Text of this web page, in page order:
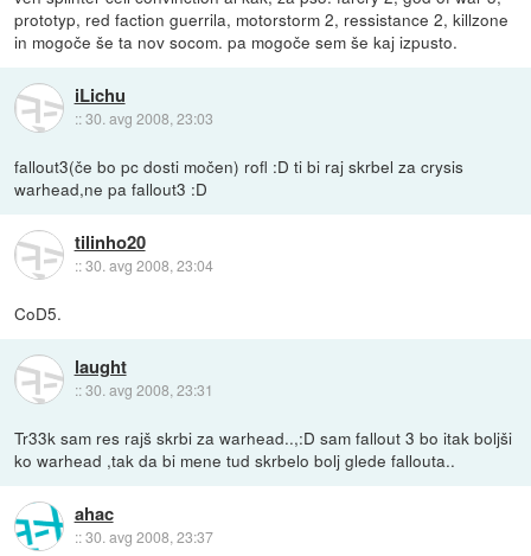
prototyp, red faction guerrila, motorstorm 2, ressistance 2, killzone
in mogoče še ta nov socom. pa mogoče sem še kaj izpusto.
iLichu
::30. avg 2008, 23:03
fallout3(če bo pc dosti močen) rofl :D ti bi raj skrbel za crysis
warhead,ne pa fallout3 :D
tilinho20
::30. avg 2008, 23:04
CoD5.
laught
::30. avg 2008, 23:31
Tr33k sam res rajš skrbi za warhead..,:D sam fallout 3 bo itak boljši
ko warhead ,tak da bi mene tud skrbelo bolj glede fallouta..
ahac
::30. avg 2008, 23:37